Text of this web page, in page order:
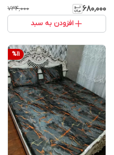
برند خوشنام هگمتان
۶۸۰٬۰۰۰ ۷۳۴٬۰۰۰
افزودن به سبد
%11